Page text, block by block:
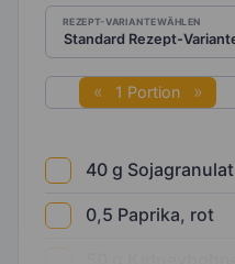
REZEPT-VARIANTE WÄHLEN
1 Portion
40 g Sojagranulat
0,5 Paprika, rot